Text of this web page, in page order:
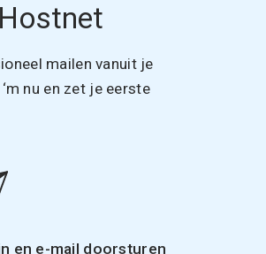
mailen vanuit je
nu en zet je eerste
en e-mail doorsturen